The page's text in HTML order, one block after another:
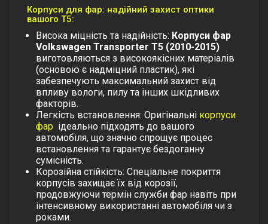
Корпуси для фар: надійний захист оптики
вашого T5:
Висока міцність та надійність: Корпуси фар
Volkswagen Transporter T5 (2010-2015)
виготовляються з високоякісних матеріалів
(основою є надміцний пластик), які
забезпечують максимальний захист від
впливу вологи, пилу та інших шкідливих
факторів.
Легкість встановлення: Оригінальні корпуси
фар ідеально підходять до вашого
автомобіля, що значно спрощує процес
встановлення та гарантує бездоганну
сумісність.
Корозійна стійкість: Спеціальне покриття
корпусів захищає їх від корозії,
продовжуючи термін служби фар навіть при
інтенсивному використанні автомобіля чи з
роками.